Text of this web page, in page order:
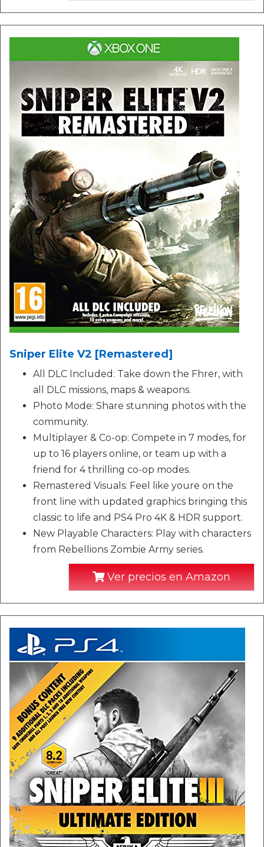
Sniper Elite V2 [Remastered]
All DLC Included: Take down the Fhrer, with
all DLC missions, maps & weapons.
Photo Mode: Share stunning photos with the
community.
Multiplayer & Co-op: Compete in 7 modes, for
up to 16 players online, or team up with a
friend for 4 thrilling co-op modes.
Remastered Visuals: Feel like youre on the
front line with updated graphics bringing this
classic to life and PS4 Pro 4K & HDR support.
New Playable Characters: Play with characters
from Rebellions Zombie Army series.
Ver precios en Amazon